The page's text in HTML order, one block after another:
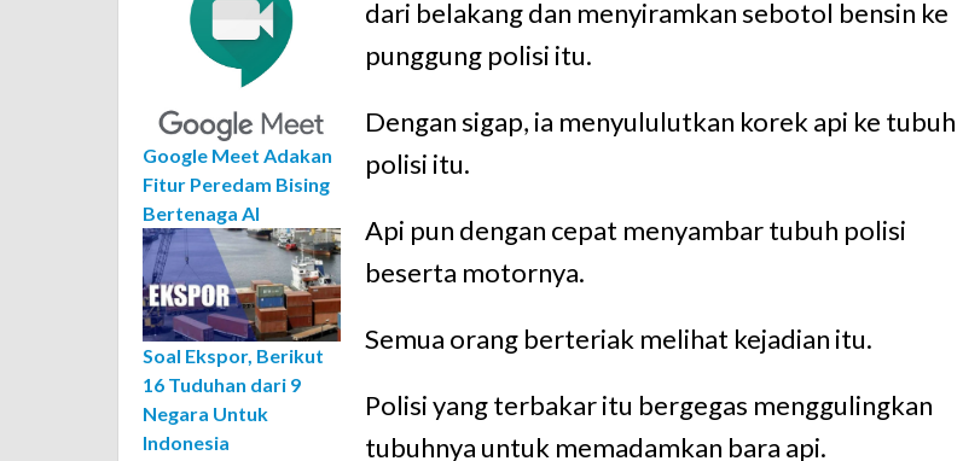
Google Meet Adakan
Fitur Peredam Bising
Bertenaga AI
Soal Ekspor, Berikut
16 Tuduhan dari 9
Negara Untuk
Indonesia
dari belakang dan menyiramkan sebotol bensin ke
punggung polisi itu.
Dengan sigap, ia menyululutkan korek api ke tubuh
polisi itu.
Api pun dengan cepat menyambar tubuh polisi
beserta motornya.
Semua orang berteriak melihat kejadian itu.
Polisi yang terbakar itu bergegas menggulingkan
tubuhnya untuk memadamkan bara api.